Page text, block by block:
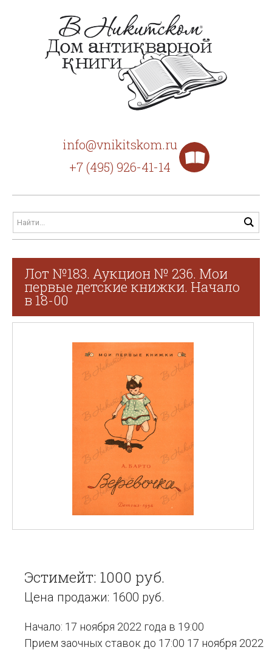
info@vnikitskom.ru
+7 (495) 926-41-14
Лот №183. Аукцион № 236. Мои
первые детские книжки. Начало
в 18-00
Эстимейт: 1000 руб.
Цена продажи: 1600 руб.
Начало: 17 ноября 2022 года в 19:00
Прием заочных ставок до 17:00 17 ноября 2022